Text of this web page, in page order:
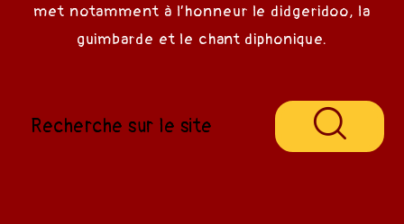
met notamment à l’honneur le didgeridoo, la
guimbarde et le chant diphonique.